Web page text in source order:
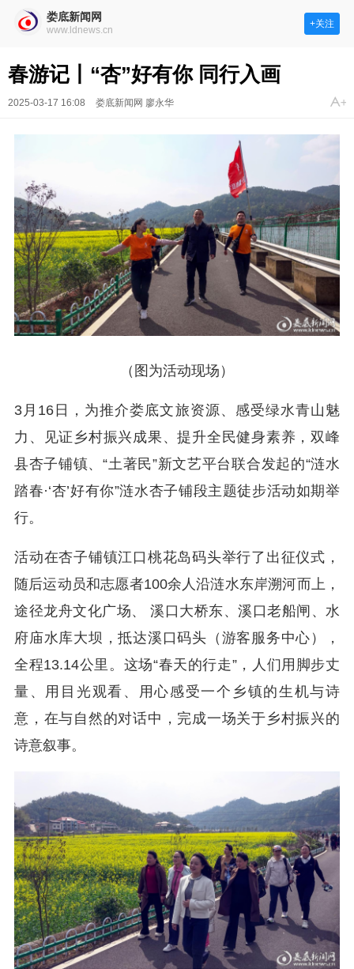
娄底新闻网
www.ldnews.cn
+关注
春游记丨“杏”好有你 同行入画
2025-03-17 16:08 娄底新闻网 廖永华
（ 图为活动现场 ）
3月16日，为推介娄底文旅资源、感受绿水青山魅
力、见证乡村振兴成果、提升全民健身素养，双峰
县杏子铺镇、“土著民”新文艺平台联合发起的“涟水
踏春·‘杏’好有你”涟水杏子铺段主题徒步活动如期举
行。
活动在杏子铺镇江口桃花岛码头举行了出征仪式，
随后运动员和志愿者100余人沿涟水东岸溯河而上，
途径龙舟文化广场、 溪口大桥东、溪口老船闸、水
府庙水库大坝，抵达溪口码头（游客服务中心），
全程13.14公里。这场“春天的行走”，人们用脚步丈
量、用目光观看、用心感受一个乡镇的生机与诗
意，在与自然的对话中，完成一场关于乡村振兴的
诗意叙事。